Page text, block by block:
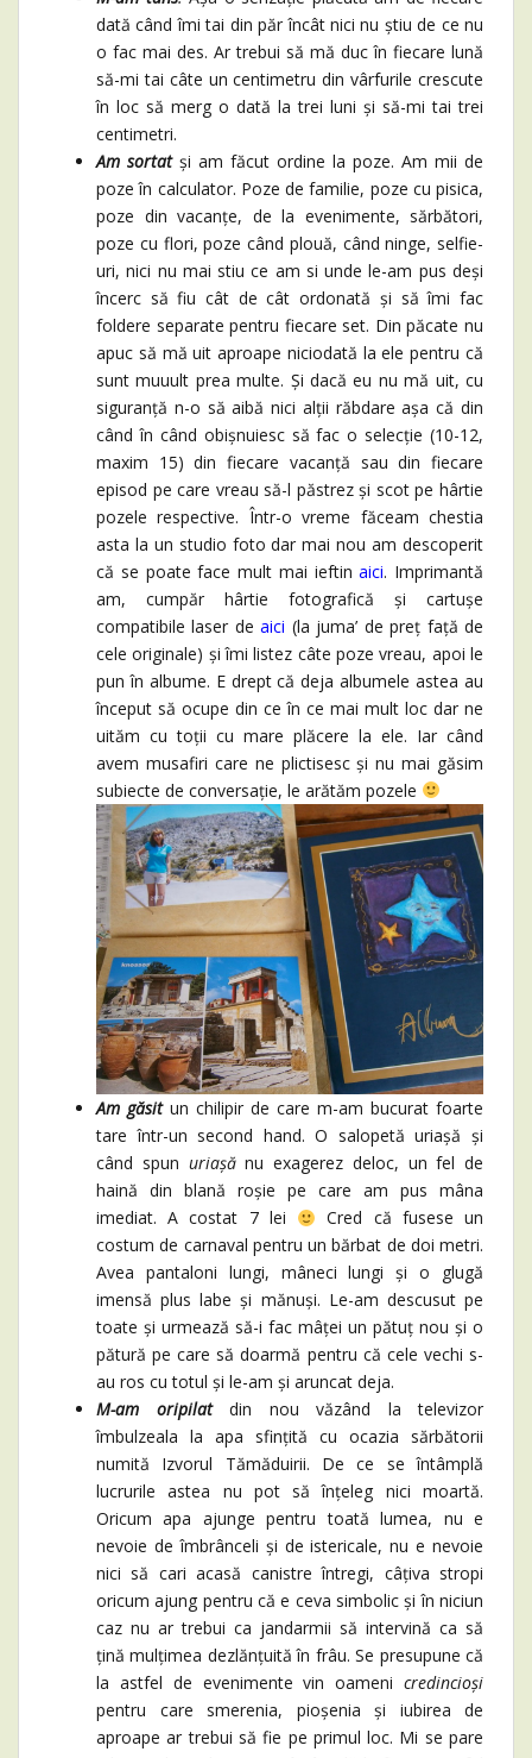
dată când îmi tai din păr încât nici nu știu de ce nu
o fac mai des. Ar trebui să mă duc în fiecare lună
să-mi tai câte un centimetru din vârfurile crescute
în loc să merg o dată la trei luni și să-mi tai trei
centimetri.
Am sortatși am făcut ordine la poze. Am mii de
poze în calculator. Poze de familie, poze cu pisica,
poze din vacanțe, de la evenimente, sărbători,
poze cu flori, poze când plouă, când ninge, selfie-
uri, nici nu mai stiu ce am si unde le-am pus deși
încerc să fiu cât de cât ordonată și să îmi fac
foldere separate pentru fiecare set. Din păcate nu
apuc să mă uit aproape niciodată la ele pentru că
sunt muuult prea multe. Și dacă eu nu mă uit, cu
siguranță n-o să aibă nici alții răbdare așa că din
când în când obișnuiesc să fac o selecție (10-12,
maxim 15) din fiecare vacanță sau din fiecare
episod pe care vreau să-l păstrez și scot pe hârtie
pozele respective. Într-o vreme făceam chestia
asta la un studio foto dar mai nou am descoperit
că se poate face mult mai ieftinaici. Imprimantă
am, cumpăr hârtie fotografică și cartușe
compatibile laser deaici (la juma’ de preț față de
cele originale) și îmi listez câte poze vreau, apoi le
pun în albume. E drept că deja albumele astea au
început să ocupe din ce în ce mai mult loc dar ne
uităm cu toții cu mare plăcere la ele. Iar când
avem musafiri care ne plictisesc și nu mai găsim
subiecte de conversație, le arătăm pozele
Am găsit un chilipir de care m-am bucurat foarte
tare într-un second hand. O salopetă uriașă și
când spun uriașănu exagerez deloc, un fel de
haină din blană roșie pe care am pus mâna
imediat. A costat 7 lei
Cred că fusese un
costum de carnaval pentru un bărbat de doi metri.
Avea pantaloni lungi, mâneci lungi și o glugă
imensă plus labe și mănuși. Le-am descusut pe
toate și urmează să-i fac mâței un pătuț nou și o
pătură pe care să doarmă pentru că cele vechi s-
au ros cu totul și le-am și aruncat deja.
M-am oripilatdin nou văzând la televizor
îmbulzeala la apa sfințită cu ocazia sărbătorii
numită Izvorul Tămăduirii. De ce se întâmplă
lucrurile astea nu pot să înțeleg nici moartă.
Oricum apa ajunge pentru toată lumea, nu e
nevoie de îmbrânceli și de istericale, nu e nevoie
nici să cari acasă canistre întregi, câțiva stropi
oricum ajung pentru că e ceva simbolic și în niciun
caz nu ar trebui ca jandarmii să intervină ca să
țină mulțimea dezlănțuită în frâu. Se presupune că
la astfel de evenimente vin oameni credincioși
pentru care smerenia, pioșenia și iubirea de
aproape ar trebui să fie pe primul loc. Mi se pare